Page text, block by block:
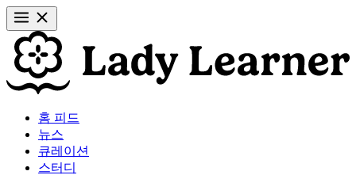
홈 피드
뉴스
큐레이션
스터디